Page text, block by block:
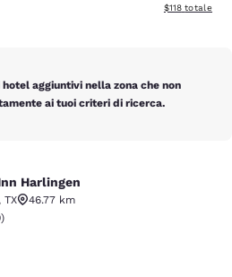
Visualizza i
$118 totale
aggiuntivi nella zona che non
ai tuoi criteri di ricerca.
Harlingen
TX
46.77 km
di 3.58 stelle. Buono. 550 recensioni
)